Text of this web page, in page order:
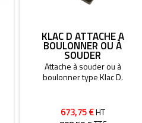
KLAC D ATTACHE À
BOULONNER OU À
SOUDER
Attache à souder ou à
boulonner type Klac D.
673,75 €HT